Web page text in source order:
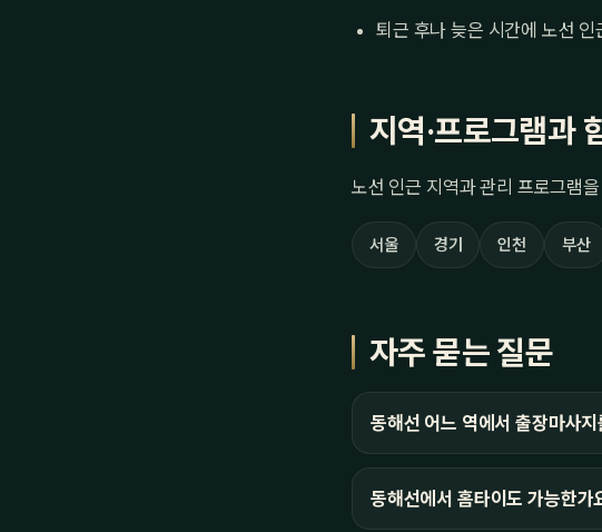
퇴근 후나 늦은 시간에 노선
지역·프로그램과
노선 인근 지역과 관리 프로그램
서울 경기 인천 부산
자주 묻는 질문
동해선 어느 역에서 출장마사
동해선에서 홈타이도 가능한가